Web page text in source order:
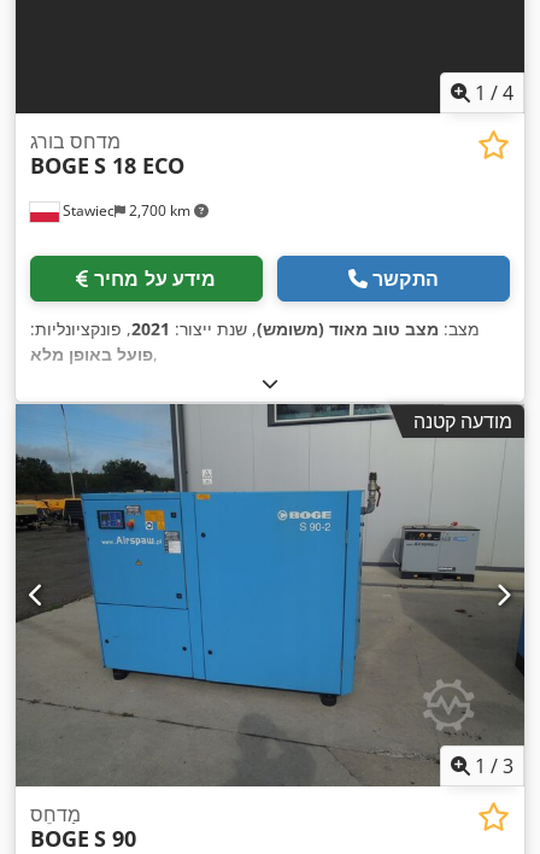
1 /4
Stawiec 2,700 km
מדחס בורג
BOGE S 18 ECO
מידע על מחיר התקשר
מצב: מצב טוב מאוד (משומש), שנת ייצור: 2021, פונקציונליות:
פועל באופן מלא,
מודעה קטנה
1 /3
מַדחֵס
BOGE S 90